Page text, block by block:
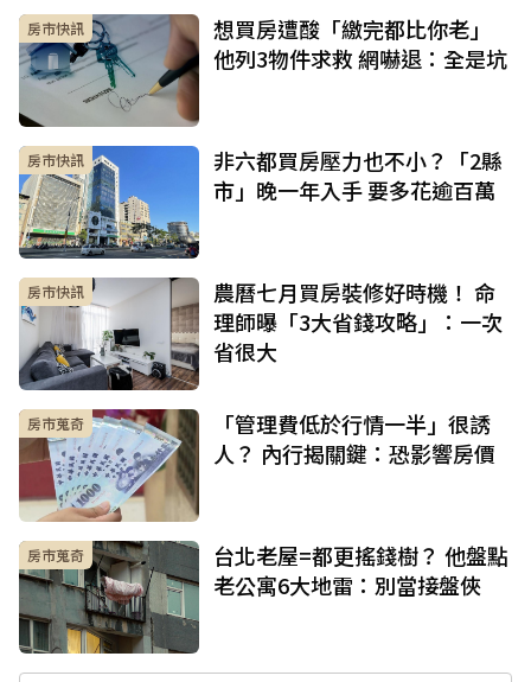
房市快訊
想買房遭酸「繳完都比你老」
他列3物件求救 網嚇退：全是坑
房市快訊
非六都買房壓力也不小？「2縣
市」晚一年入手 要多花逾百萬
房市快訊
農曆七月買房裝修好時機！ 命
理師曝「3大省錢攻略」：一次
省很大
房市蒐奇
「管理費低於行情一半」很誘
人？ 內行揭關鍵：恐影響房價
房市蒐奇
台北老屋=都更搖錢樹？ 他盤點
老公寓6大地雷：別當接盤俠